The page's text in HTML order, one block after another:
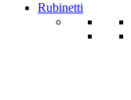
Rubinetti